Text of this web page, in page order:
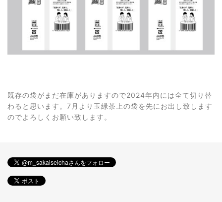
既存の袋がまだ在庫がありますので2024年内には全て切り替
わると思います。7月より玉緑茶上の袋を先にお出し致します
のでよろしくお願い致します。